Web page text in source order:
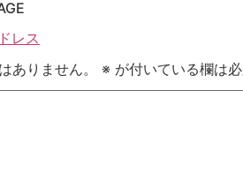
レス
ありません。
※ が付いている欄は